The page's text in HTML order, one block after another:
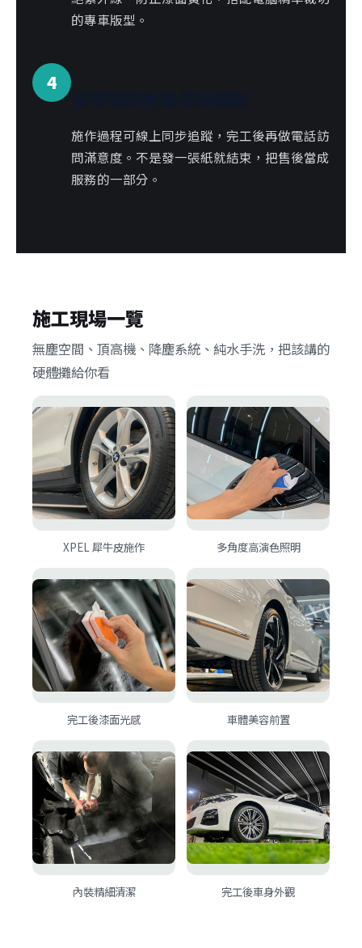
的專車版型。
4
施作過程可線上同步追蹤，完工後再做電話訪
問滿意度。不是發一張紙就結束，把售後當成
服務的一部分。
施工現場一覽
無塵空間、頂高機、降塵系統、純水手洗，把該講的
硬體攤給你看
XPEL 犀牛皮施作 多角度高演色照明
完工後漆面光感 車體美容前置
內裝精細清潔 完工後車身外觀